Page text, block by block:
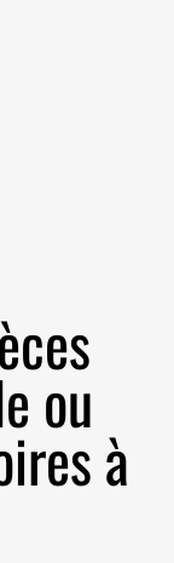
ou
à